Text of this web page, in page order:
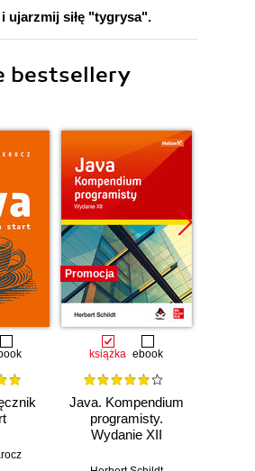
ujarzmij siłę "tygrysa".
bestsellery
Promocja
książka ebook
Java. Kompendium
programisty.
Wydanie XII